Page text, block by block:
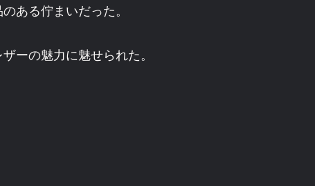
ある佇まいだった。
ーの魅力に魅せられた。